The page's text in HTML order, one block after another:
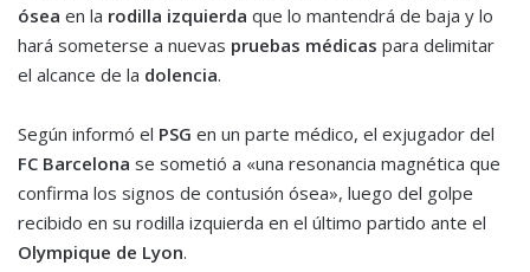
ósea en la rodilla izquierda que lo mantendrá de baja y lo
hará someterse a nuevas pruebas médicas para delimitar
el alcance de la dolencia.
Según informó el PSG en un parte médico, el exjugador del
FC Barcelona se sometió a «una resonancia magnética que
confirma los signos de contusión ósea», luego del golpe
recibido en su rodilla izquierda en el último partido ante el
Olympique de Lyon.